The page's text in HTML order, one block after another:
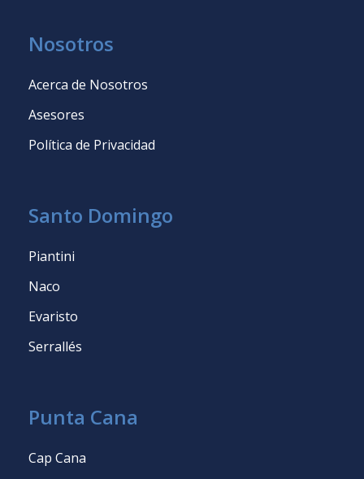
Nosotros
Acerca de Nosotros
Asesores
Política de Privacidad
Santo Domingo
Piantini
Naco
Evaristo
Serrallés
Punta Cana
Cap Cana